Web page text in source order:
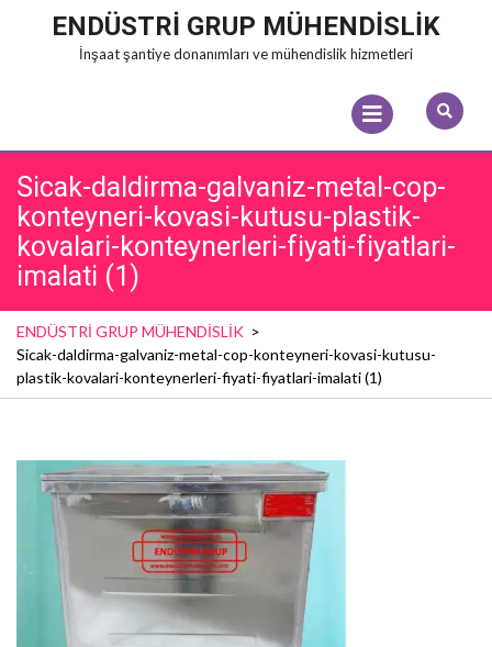
ENDÜSTRİ GRUP MÜHENDİSLİK
İnşaat şantiye donanımları ve mühendislik hizmetleri
Open
Menu
Sicak-daldirma-galvaniz-metal-cop-
konteyneri-kovasi-kutusu-plastik-
kovalari-konteynerleri-fiyati-fiyatlari-
imalati (1)
ENDÜSTRİ GRUP MÜHENDİSLİK >
Sicak-daldirma-galvaniz-metal-cop-konteyneri-kovasi-kutusu-
plastik-kovalari-konteynerleri-fiyati-fiyatlari-imalati (1)